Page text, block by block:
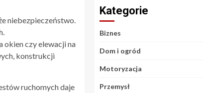
niebezpieczeństwo.
okien czy elewacji na
konstrukcji
ruchomych daje
Kategorie
Biznes
Dom i ogród
Motoryzacja
Przemysł